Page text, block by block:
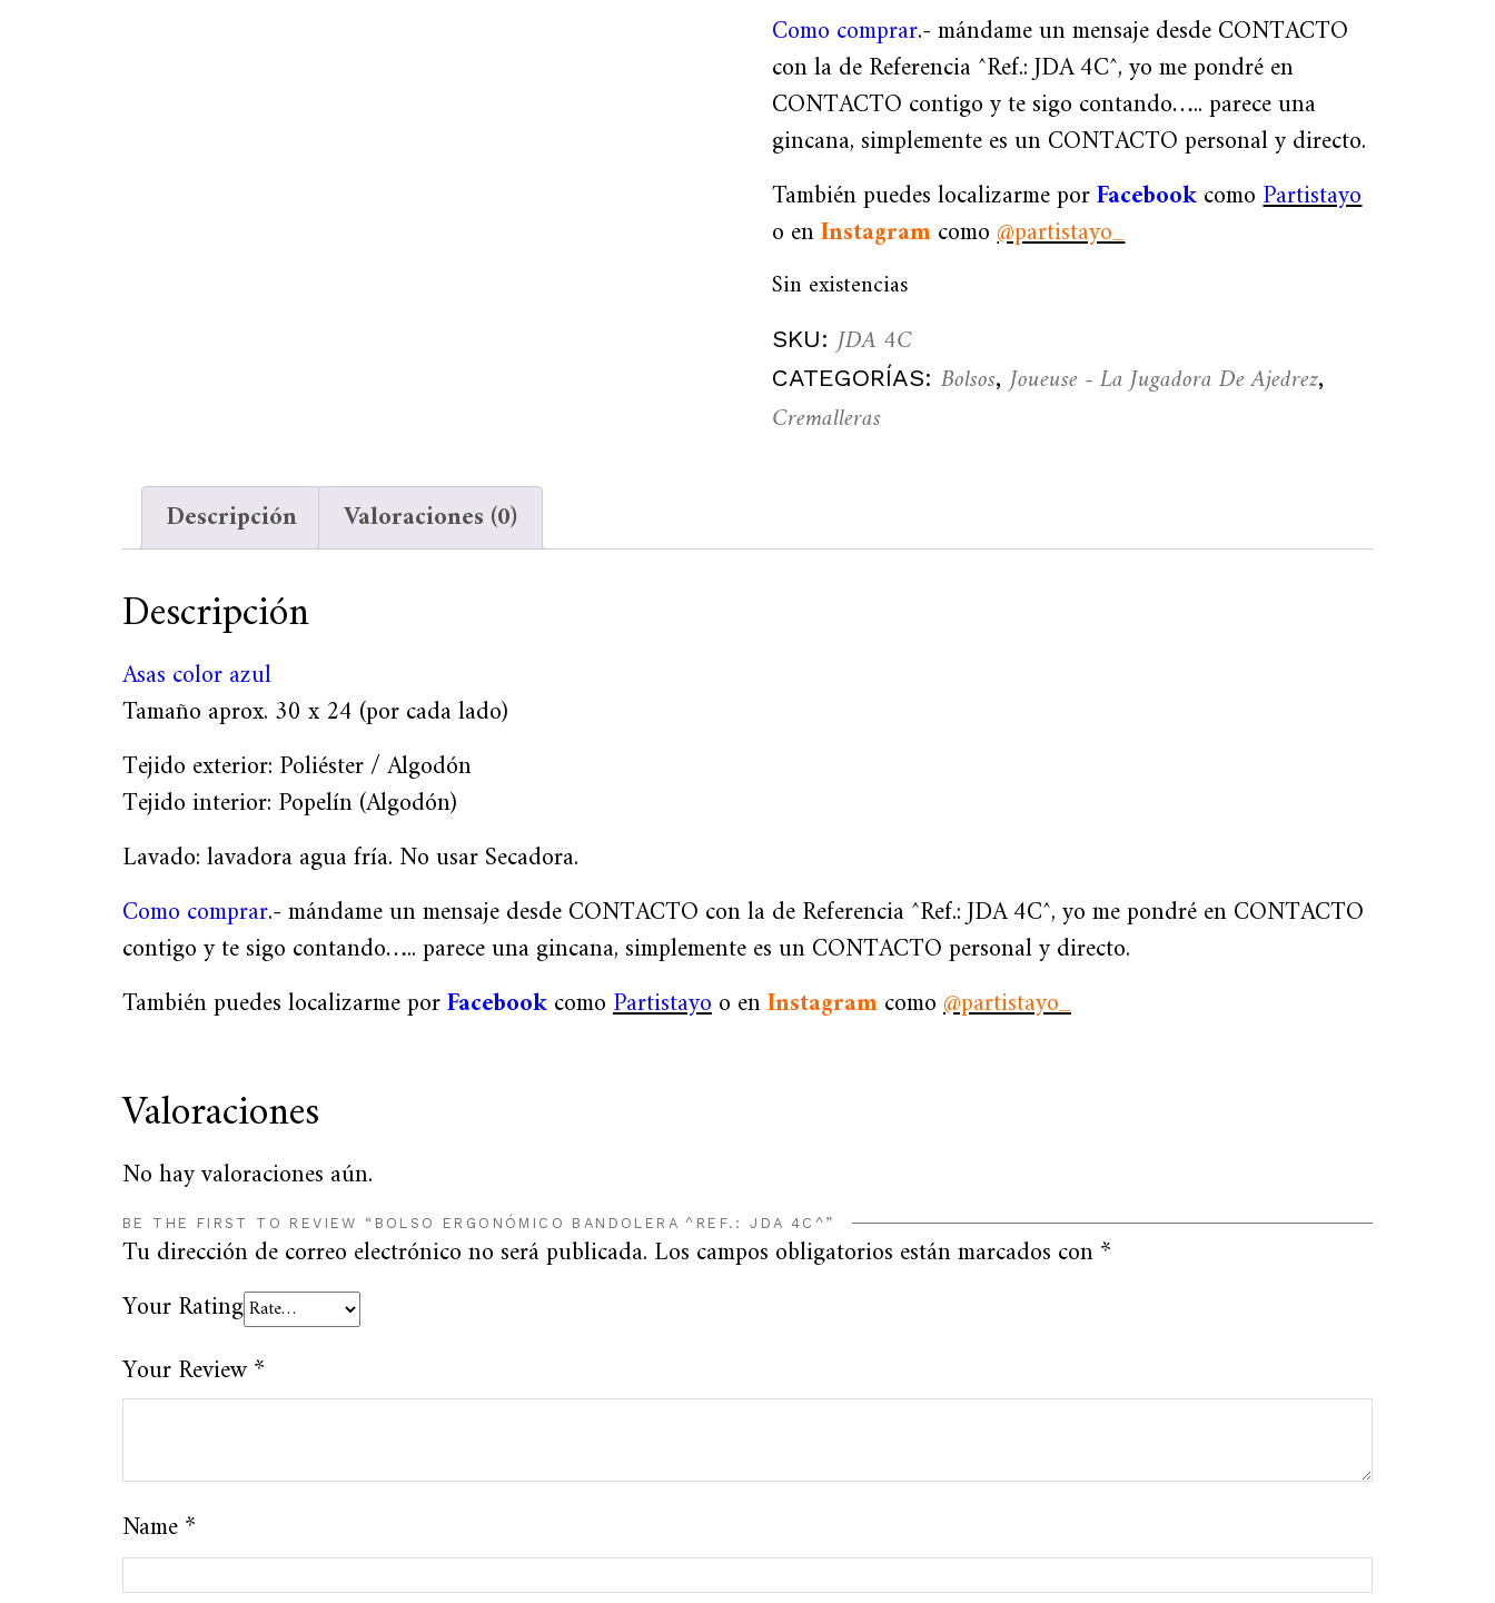
Como comprar.- mándame un mensaje desde CONTACTO
con la de Referencia ^Ref.: JDA 4C^, yo me pondré en
CONTACTO contigo y te sigo contando….. parece una
gincana, simplemente es un CONTACTO personal y directo.
También puedes localizarme porFacebookcomoPartistayo
o enInstagramcomo@partistayo_
Sin existencias
SKU: JDA 4C
CATEGORÍAS:Bolsos, Joueuse - La Jugadora De Ajedrez,
Cremalleras
Descripción Valoraciones (0)
Descripción
Asas color azul
Tamaño aprox. 30 x 24 (por cada lado)
Tejido exterior: Poliéster / Algodón
Tejido interior: Popelín (Algodón)
Lavado: lavadora agua fría. No usar Secadora.
Como comprar.- mándame un mensaje desde CONTACTO con la de Referencia ^Ref.: JDA 4C^, yo me pondré en CONTACTO
contigo y te sigo contando….. parece una gincana, simplemente es un CONTACTO personal y directo.
También puedes localizarme porFacebookcomoPartistayoo enInstagramcomo@partistayo_
Valoraciones
No hay valoraciones aún.
BE THE FIRST TO REVIEW “BOLSO ERGONÓMICO BANDOLERA ^REF.: JDA 4C^”
Tu dirección de correo electrónico no será publicada. Los campos obligatorios están marcados con*
Your Rating
Your Review*
Name*